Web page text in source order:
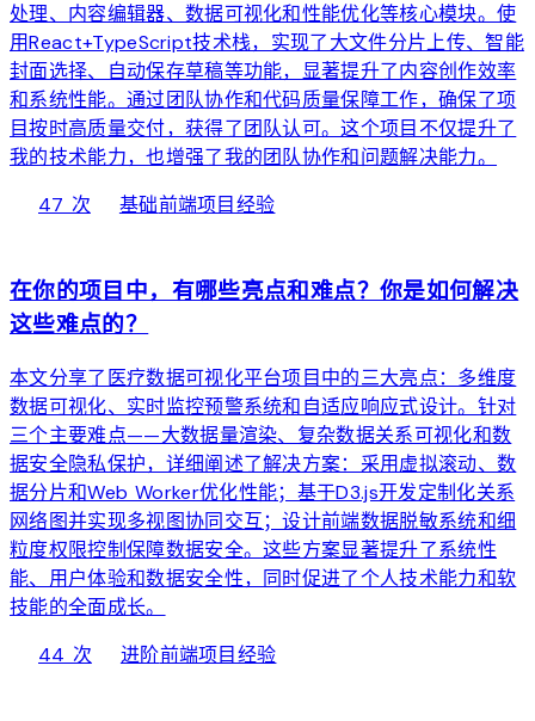
处理、内容编辑器、数据可视化和性能优化等核心模块。使
用React+TypeScript技术栈，实现了大文件分片上传、智能
封面选择、自动保存草稿等功能，显著提升了内容创作效率
和系统性能。通过团队协作和代码质量保障工作，确保了项
目按时高质量交付，获得了团队认可。这个项目不仅提升了
我的技术能力，也增强了我的团队协作和问题解决能力。
47 次bolt基础前端项目经验chevron_right
在你的项目中，有哪些亮点和难点？你是如何解决
这些难点的？
本文分享了医疗数据可视化平台项目中的三大亮点：多维度
数据可视化、实时监控预警系统和自适应响应式设计。针对
三个主要难点——大数据量渲染、复杂数据关系可视化和数
据安全隐私保护，详细阐述了解决方案：采用虚拟滚动、数
据分片和Web Worker优化性能；基于D3.js开发定制化关系
网络图并实现多视图协同交互；设计前端数据脱敏系统和细
粒度权限控制保障数据安全。这些方案显著提升了系统性
能、用户体验和数据安全性，同时促进了个人技术能力和软
技能的全面成长。
44 次bolt进阶前端项目经验chevron_right